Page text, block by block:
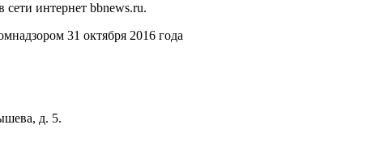
интернет bbnews.ru.
31 октября 2016 года
д. 5.